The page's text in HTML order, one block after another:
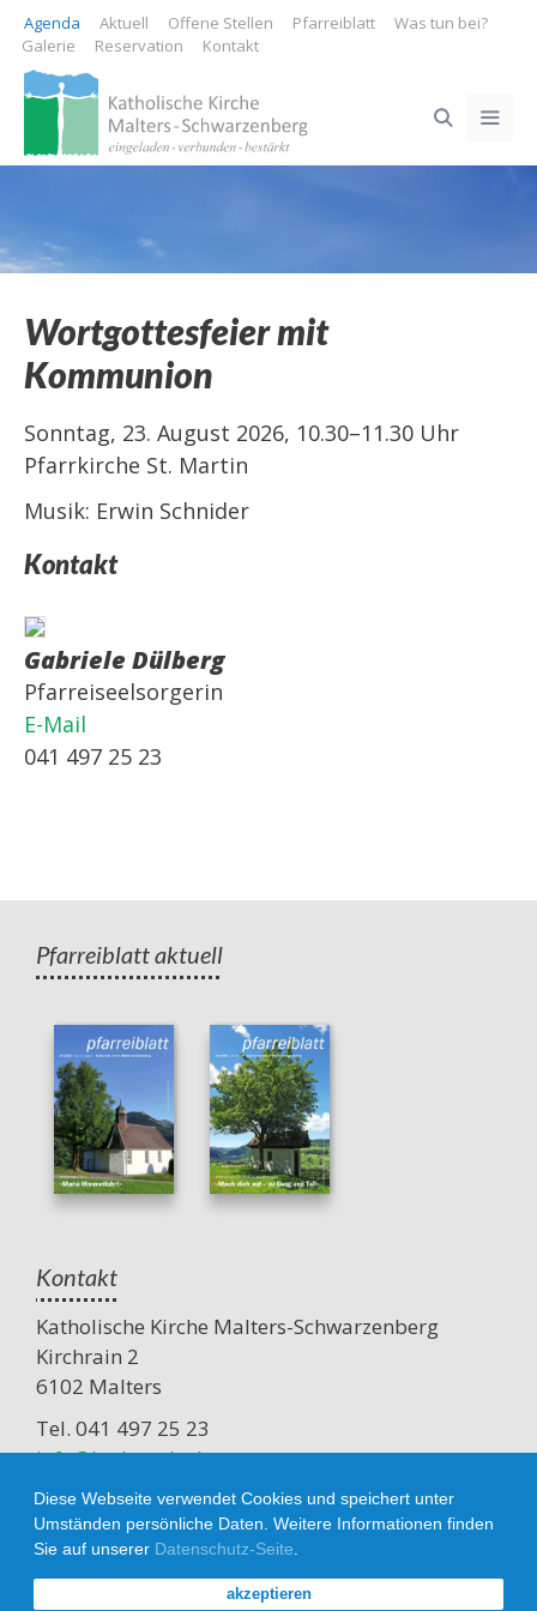
Diese Webseite verwendet Cookies und speichert unter
Umständen persönliche Daten. Weitere Informationen finden
Sie auf unserer Datenschutz-Seite
akzeptieren
Springe
zum
Inhalt
Agenda Aktuell Offene Stellen Pfarreiblatt
Was tun bei?
Galerie
Reservation Kontakt
Wortgottesfeier mit
Kommunion
Sonntag, 23. August 2026, 10.30–11.30 Uhr
Pfarrkirche St. Martin
Musik: Erwin Schnider
Kontakt
Gabriele Dülberg
Pfarreiseelsorgerin
E-Mail
041 497 25 23
Pfarreiblatt aktuell
Kontakt
Katholische Kirche Malters-Schwarzenberg
Kirchrain 2
6102 Malters
Tel. 041 497 25 23
info@kath-msb.ch